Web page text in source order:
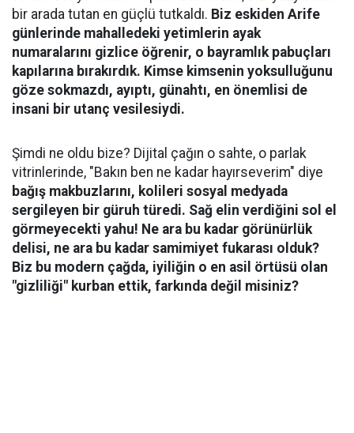
bir arada tutan en güçlü tutkaldı. Biz eskiden Arife
günlerinde mahalledeki yetimlerin ayak
numaralarını gizlice öğrenir, o bayramlık pabuçları
kapılarına bırakırdık. Kimse kimsenin yoksulluğunu
göze sokmazdı, ayıptı, günahtı, en önemlisi de
insani bir utanç vesilesiydi.
​Şimdi ne oldu bize? Dijital çağın o sahte, o parlak
vitrinlerinde, "Bakın ben ne kadar hayırseverim" diye
bağış makbuzlarını, kolileri sosyal medyada
sergileyen bir güruh türedi. Sağ elin verdiğini sol el
görmeyecekti yahu! Ne ara bu kadar görünürlük
delisi, ne ara bu kadar samimiyet fukarası olduk?
Biz bu modern çağda, iyiliğin o en asil örtüsü olan
"gizliliği" kurban ettik, farkında değil misiniz?